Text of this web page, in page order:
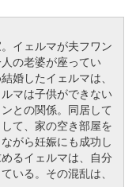
イェルマが夫フワン
の老婆が座ってい
婚したイェルマは、
マは子供ができない
との関係。同居して
て、家の空き部屋を
がら妊娠にも成功し
るイェルマは、自分
いる。その混乱は、